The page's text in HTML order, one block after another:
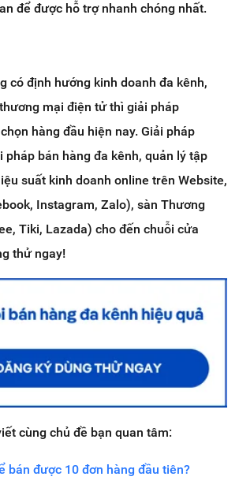
để được hỗ trợ nhanh chóng nhất.
có định hướng kinh doanh đa kênh,
mại điện tử thì giải pháp
hàng đầu hiện nay. Giải pháp
pháp bán hàng đa kênh, quản lý tập
suất kinh doanh online trên Website,
Instagram, Zalo), sàn Thương
Tiki, Lazada) cho đến chuỗi cửa
thử ngay!
cùng chủ đề bạn quan tâm:
bán được 10 đơn hàng đầu tiên?